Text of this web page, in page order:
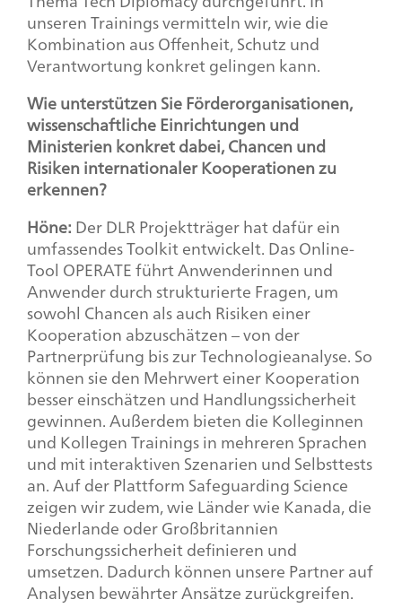
unseren Trainings vermitteln wir, wie die
Kombination aus Offenheit, Schutz und
Verantwortung konkret gelingen kann.
Wie unterstützen Sie Förderorganisationen,
wissenschaftliche Einrichtungen und
Ministerien konkret dabei, Chancen und
Risiken internationaler Kooperationen zu
erkennen?
Höne:Der DLR Projektträger hat dafür ein
umfassendesToolkitentwickelt. Das Online-
Tool OPERATE führt Anwenderinnen und
Anwender durch strukturierte Fragen, um
sowohl Chancen als auch Risiken einer
Kooperation abzuschätzen – von der
Partnerprüfung bis zur Technologieanalyse. So
können sie den Mehrwert einer Kooperation
besser einschätzen und Handlungssicherheit
gewinnen. Außerdem bieten die Kolleginnen
und Kollegen Trainings in mehreren Sprachen
und mit interaktiven Szenarien und Selbsttests
an. Auf der PlattformSafeguarding Science
zeigen wir zudem, wie Länder wie Kanada, die
Niederlande oder Großbritannien
Forschungssicherheit definieren und
umsetzen. Dadurch können unsere Partner auf
Analysen bewährter Ansätze zurückgreifen.